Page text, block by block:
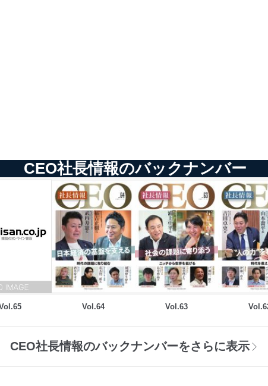
CEO社長情報のバックナンバー
Vol.64 Vol.63
CEO社長情報のバックナンバーをさらに表示